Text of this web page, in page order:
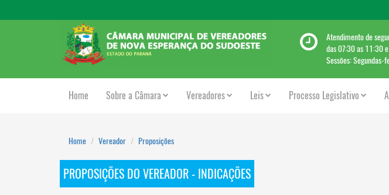
Atendimento de
das 07:30 as 11:30
Sessões:
Home Sobre a Câmara Vereadores Leis Processo Legislativo
Home Vereador Proposições
PROPOSIÇÕES DO VEREADOR - INDICAÇÕES